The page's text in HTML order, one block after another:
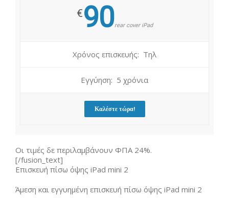
€90rear cover iPad
Χρόνος επισκευής: Τηλ
Εγγύηση: 5 χρόνια
Καλέστε τώρα!
Οι τιμές δε περιλαμβάνουν ΦΠΑ 24%.
[/fusion_text]
Επισκευή πίσω όψης iPad mini 2
Άμεση και εγγυημένη επισκευή πίσω όψης iPad mini 2